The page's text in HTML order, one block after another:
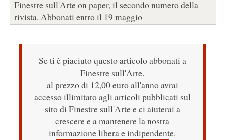
Finestre sull'Arte on paper, il secondo numero della
rivista. Abbonati entro il 19 maggio
Se ti è piaciuto questo articolo abbonati a
Finestre sull'Arte.
al prezzo di 12,00 euro all'anno avrai
accesso illimitato agli articoli pubblicati sul
sito di Finestre sull'Arte e ci aiuterai a
crescere e a mantenere la nostra
informazione libera e indipendente.